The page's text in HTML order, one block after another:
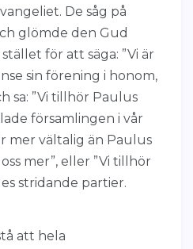
De såg på
glömde den Gud
för att säga: ”Vi är
sin förening i honom,
sa: ”Vi tillhör Paulus
församlingen i vår
mer vältalig än Paulus
mer”, eller ”Vi tillhör
stridande partier.
att hela